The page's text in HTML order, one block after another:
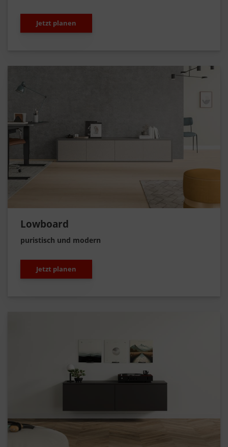
Jetzt planen
Lowboard
puristisch und modern
Jetzt planen